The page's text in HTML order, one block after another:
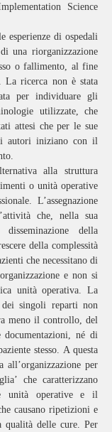
Science
esperienze di ospedali
una riorganizzazione
o fallimento, al fine
La ricerca non è stata
per individuare gli
utilizzate, che
attesi che per le sue
autori iniziano con il
alla struttura
o unità operative
L’assegnazione
che, nella sua
della
della complessità
che necessitano di
e non si
unità operativa. La
singoli reparti non
meno il controllo, del
né di
stesso. A questa
all’organizzazione per
che caratterizzano
unità operative e il
causano ripetizioni e
qualità delle cure. Per